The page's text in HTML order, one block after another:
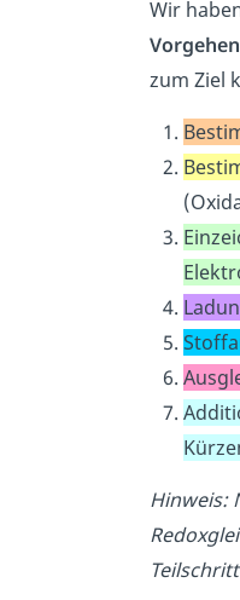
Wir
Vorgehen
zum Ziel
Hinweis: